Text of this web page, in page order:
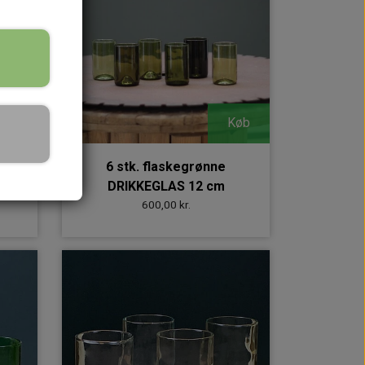
Køb
6 stk. flaskegrønne
DRIKKEGLAS 12 cm
600,00 kr.